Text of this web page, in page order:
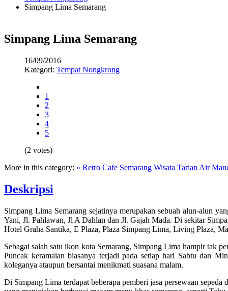
Simpang Lima Semarang
Simpang Lima Semarang
16/09/2016
Kategori: Tempat Nongkrong
1
2
3
4
5
(2 votes)
More in this category: « Retro Cafe Semarang Wisata Tarian Air
Deskripsi
Simpang Lima Semarang sejatinya merupakan sebuah alun-alun
Yani, Jl. Pahlawan, Jl A Dahlan dan Jl. Gajah Mada. Di sekitar
Hotel Graha Santika, E Plaza, Plaza Simpang Lima, Living Plaza,
Sebagai salah satu ikon kota Semarang, Simpang Lima hampir tak
Puncak keramaian biasanya terjadi pada setiap hari Sabtu dan
koleganya ataupun bersantai menikmati suasana malam.
Di Simpang Lima terdapat beberapa pemberi jasa persewaan